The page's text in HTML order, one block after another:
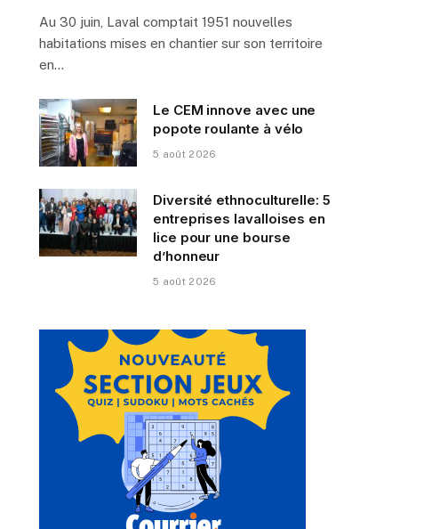
Au 30 juin, Laval comptait 1951 nouvelles
habitations mises en chantier sur son territoire
en…
Le CEM innove avec une
popote roulante à vélo
5 août 2026
Diversité ethnoculturelle: 5
entreprises lavalloises en
lice pour une bourse
d’honneur
5 août 2026